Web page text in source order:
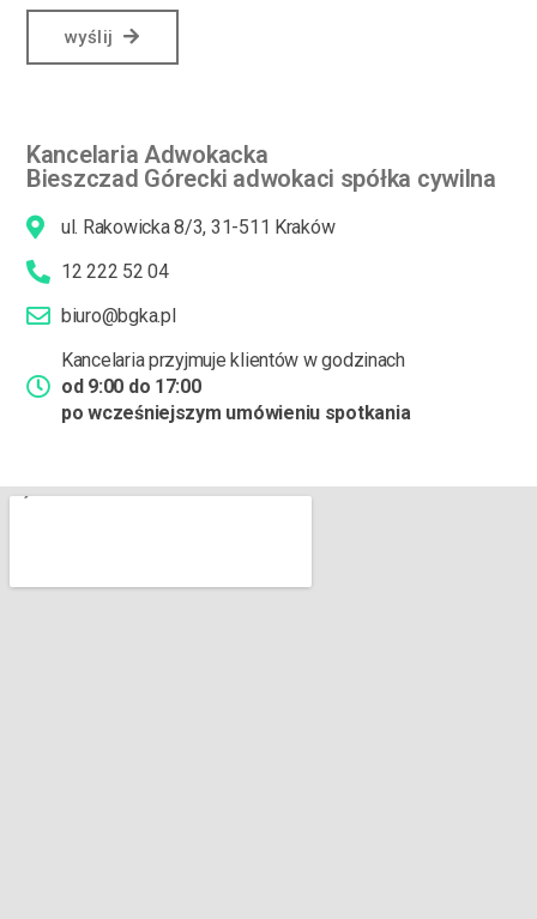
wyślij
Kancelaria Adwokacka
Bieszczad Górecki adwokaci spółka cywilna
ul. Rakowicka 8/3, 31-511 Kraków
12 222 52 04
biuro@bgka.pl
Kancelaria przyjmuje klientów w godzinach
od 9:00 do 17:00
po wcześniejszym umówieniu spotkania